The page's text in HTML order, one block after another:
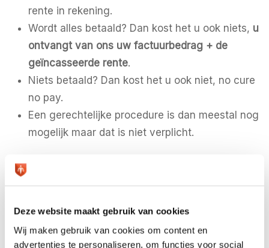
Deze website maakt gebruik van cookies
Wij maken gebruik van cookies om content en
advertenties te personaliseren, om functies voor social
rente in rekening.
Wordt alles betaald? Dan kost het u ook niets, u
ontvangt van ons uw factuurbedrag + de
geïncasseerde rente.
Niets betaald? Dan kost het u ook niet, no cure
no pay.
Een gerechtelijke procedure is dan meestal nog
mogelijk maar dat is niet verplicht.
Incassobureau nog stap te ver?
inschakelen maar bent u bang daardoor uw klant
te verliezen? Kies dan voor onze unieke pre
incasso. Bij een pre incasso opdracht sturen wij uw